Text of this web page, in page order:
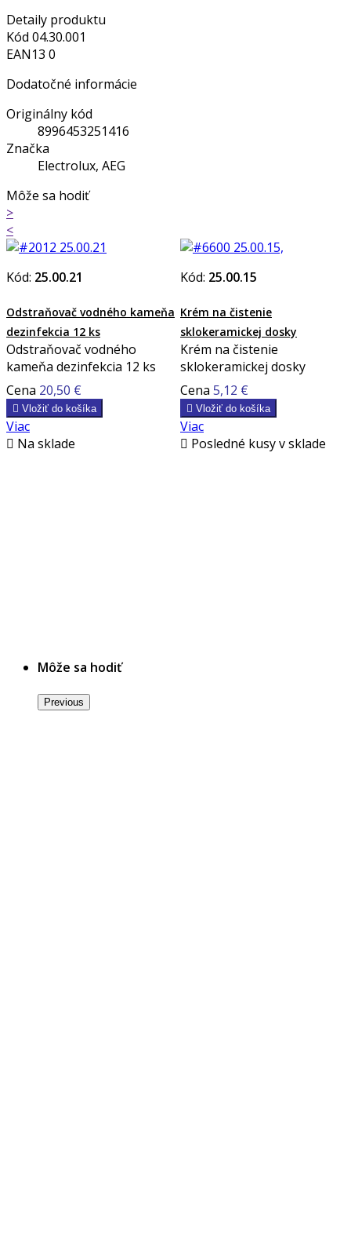
Detaily produktu
Kód 04.30.001
EAN13 0
Dodatočné informácie
Originálny kód
8996453251416
Značka
Electrolux, AEG
Môže sa hodiť
>
<
Kód: 25.00.21
Odstraňovač vodného kameňa
dezinfekcia 12 ks
Odstraňovač vodného
kameňa dezinfekcia 12 ks
Cena 20,50 €
 Vložiť do košíka
Viac
 Na sklade
Kód: 25.00.15
Krém na čistenie
sklokeramickej dosky
Krém na čistenie
sklokeramickej dosky
Cena 5,12 €
 Vložiť do košíka
Viac
 Posledné kusy v sklade
Môže sa hodiť
Previous